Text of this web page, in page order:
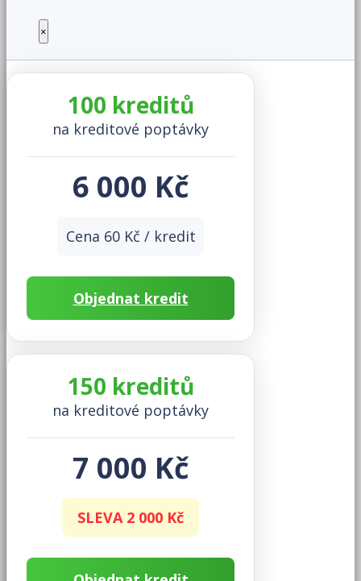
×
100 kreditů
na kreditové poptávky
6 000 Kč
Cena 60 Kč / kredit
Objednat kredit
150 kreditů
na kreditové poptávky
7 000 Kč
SLEVA 2 000 Kč